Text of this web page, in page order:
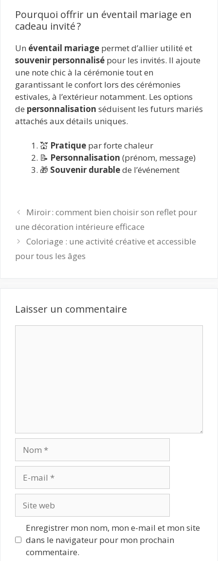
Pourquoi offrir un éventail mariage en
cadeau invité ?
Un éventail mariage permet d’allier utilité et
souvenir personnalisé pour les invités. Il ajoute
une note chic à la cérémonie tout en
garantissant le confort lors des cérémonies
estivales, à l’extérieur notamment. Les options
de personnalisation séduisent les futurs mariés
attachés aux détails uniques.
💒 Pratique par forte chaleur
📝 Personnalisation (prénom, message)
🎁 Souvenir durablede l’événement
Miroir : comment bien choisir son reflet pour
une décoration intérieure efficace
Coloriage : une activité créative et accessible
pour tous les âges
Laisser un commentaire
mail
web
Enregistrer mon nom, mon e-mail et mon site
dans le navigateur pour mon prochain
commentaire.